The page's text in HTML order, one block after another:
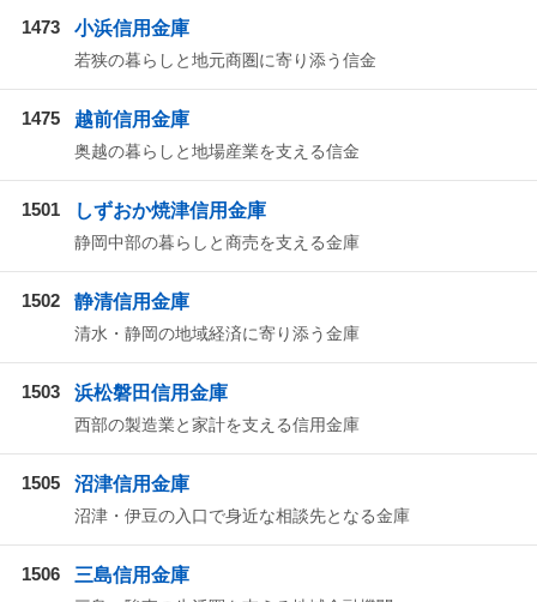
1473 小浜信用金庫
若狭の暮らしと地元商圏に寄り添う信金
1475 越前信用金庫
奥越の暮らしと地場産業を支える信金
1501 しずおか焼津信用金庫
静岡中部の暮らしと商売を支える金庫
1502 静清信用金庫
清水・静岡の地域経済に寄り添う金庫
1503 浜松磐田信用金庫
西部の製造業と家計を支える信用金庫
1505 沼津信用金庫
沼津・伊豆の入口で身近な相談先となる金庫
1506 三島信用金庫